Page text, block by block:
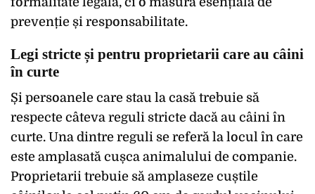
prevenție și responsabilitate.
Legi stricte și pentru proprietarii care au câini
în curte
Și persoanele care stau la casă trebuie să
respecte câteva reguli stricte dacă au câini în
curte. Una dintre reguli se referă la locul în care
este amplasată cușca animalului de companie.
Proprietarii trebuie să amplaseze cuștile